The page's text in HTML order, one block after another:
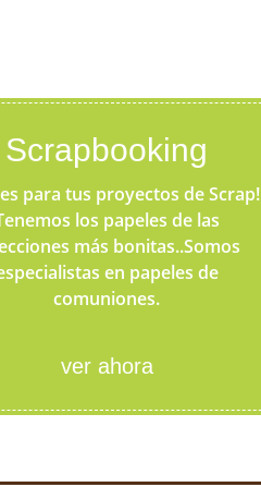
Scrapbooking
para tus proyectos de Scrap!
los papeles de las
más bonitas..Somos
en papeles de
comuniones.
ver ahora